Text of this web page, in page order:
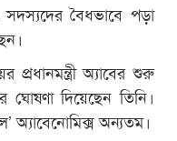
সদস্যদের বৈধভাবে পড়া
প্রধানমন্ত্রী অ্যাবের শুরু
ঘোষণা দিয়েছেন তিনি।
অ্যাবেনোমিক্স অন্যতম।